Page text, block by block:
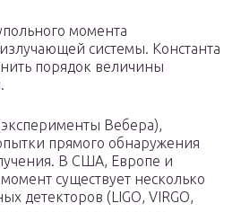
момента
системы. Константа
порядок величины
Вебера),
прямого обнаружения
В США, Европе и
существует несколько
детекторов (LIGO, VIRGO,